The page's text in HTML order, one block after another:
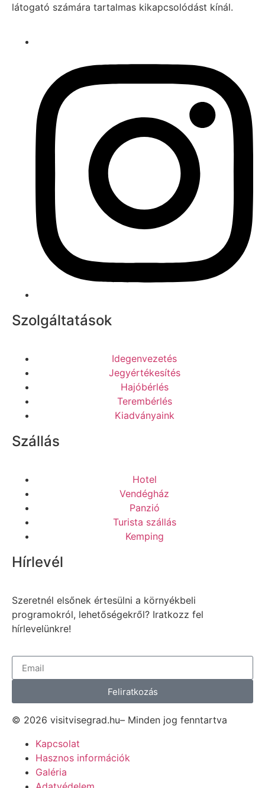
látogató számára tartalmas kikapcsolódást kínál.
Szolgáltatások
Idegenvezetés
Jegyértékesítés
Hajóbérlés
Terembérlés
Kiadványaink
Szállás
Hotel
Vendégház
Panzió
Turista szállás
Kemping
Hírlevél
Szeretnél elsőnek értesülni a környékbeli
programokról, lehetőségekről? Iratkozz fel
hírlevelünkre!
Feliratkozás
© 2026 visitvisegrad.hu– Minden jog fenntartva
Kapcsolat
Hasznos információk
Galéria